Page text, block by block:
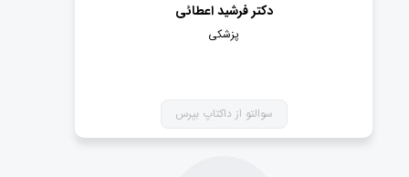
دکتر فرشید اعطائی
پزشکی
سوالتو از داکتاپ بپرس